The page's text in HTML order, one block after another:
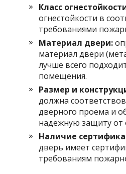
Класс
огнестойкости в
требованиями
Материал двери:
материал двери
лучше всего
помещения.
Размер и
должна
дверного проема и
надежную защиту от
Наличие
дверь имеет
требованиям